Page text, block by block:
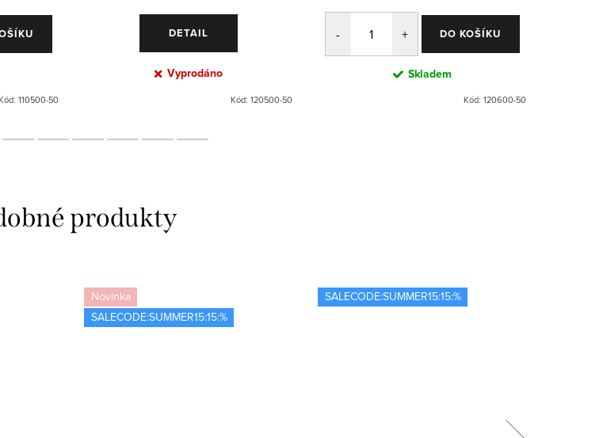
110500-50
DETAIL
Vyprodáno
Kód: 120500-50
DO KOŠÍKU
Skladem
Kód: 120600-50
Novinka
SALECODE:SUMMER15:15:%
SALECODE:SUMMER15:15:%